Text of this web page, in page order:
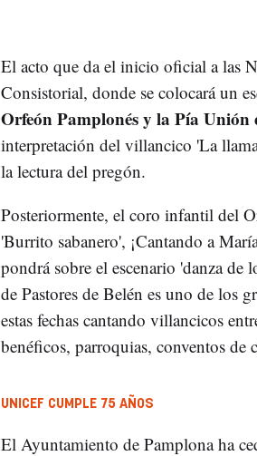
El acto que da el inicio oficial a las
Consistorial, donde se colocará un
Orfeón Pamplonés y la Pía Unión
interpretación del villancico 'La
la lectura del pregón.
Posteriormente, el coro infantil del
'Burrito sabanero', ¡Cantando a
pondrá sobre el escenario 'danza
de Pastores de Belén es uno de los
estas fechas cantando villancicos
benéficos, parroquias, conventos de
UNICEF CUMPLE 75 AÑOS
El Ayuntamiento de Pamplona ha